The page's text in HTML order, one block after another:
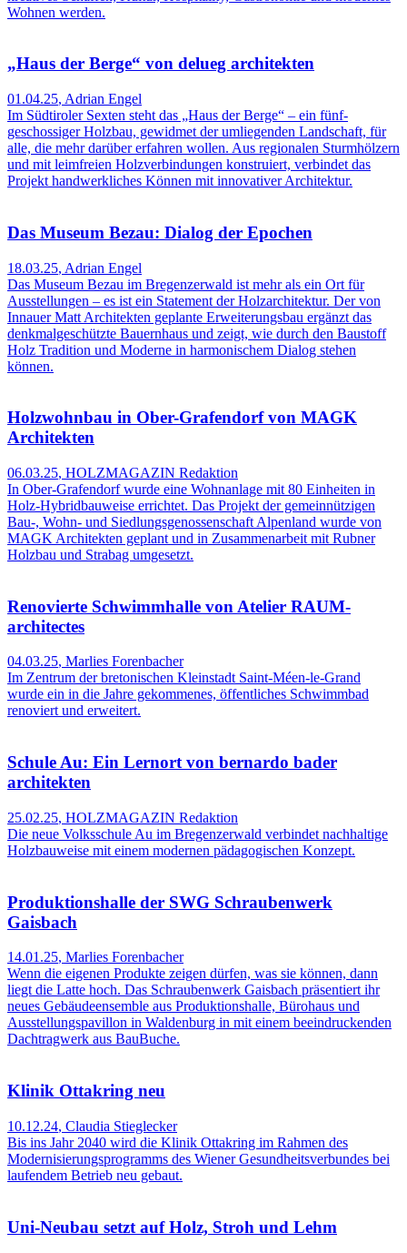
Wohnen werden.
„Haus der Berge“ von delueg architekten
01.04.25, Adrian Engel
Im Südtiroler Sexten steht das „Haus der Berge“ – ein fünf­
geschossiger Holzbau, gewidmet der umliegenden Landschaft, für
alle, die mehr darüber erfahren wollen. Aus regionalen Sturmhölzern
und mit leimfreien Holzver­bindungen konstruiert, verbindet das
Projekt handwerkliches Können mit innovativer Architektur.
Das Museum Bezau: Dialog der Epochen
18.03.25, Adrian Engel
Das Museum Bezau im Bregenzer­wald ist mehr als ein Ort für
Ausstellungen – es ist ein Statement der Holzarchitektur. Der von
Innauer Matt Architekten geplante Erweiterungsbau ergänzt das
denkmalgeschützte Bauernhaus und zeigt, wie durch den Baustoff
Holz Tradition und Moderne in harmonischem Dialog stehen
können.
Holzwohnbau in Ober-Grafendorf von MAGK
Architekten
06.03.25, HOLZMAGAZIN Redaktion
In Ober-Grafendorf wurde eine Wohnanlage mit 80 Einheiten in
Holz-Hybridbauweise errichtet. Das Projekt der gemeinnützigen
Bau-, Wohn- und Siedlungsgenossenschaft Alpenland wurde von
MAGK Architekten geplant und in Zusammenarbeit mit Rubner
Holzbau und Strabag umgesetzt.
Renovierte Schwimmhalle von Atelier RAUM-
architectes
04.03.25, Marlies Forenbacher
Im Zentrum der bretonischen Kleinstadt Saint-Méen-le-Grand
wurde ein in die Jahre gekommenes, öffentliches Schwimmbad
renoviert und erweitert.
Schule Au: Ein Lernort von bernardo bader
architekten
25.02.25, HOLZMAGAZIN Redaktion
Die neue Volksschule Au im Bregenzerwald verbindet nachhaltige
Holzbauweise mit einem modernen pädagogischen Konzept.
Produktionshalle der SWG Schraubenwerk
Gaisbach
14.01.25, Marlies Forenbacher
Wenn die eigenen Produkte zeigen dürfen, was sie können, dann
liegt die Latte hoch. Das Schraubenwerk Gaisbach präsentiert ihr
neues Gebäudeensemble aus Produktionshalle, Bürohaus und
Ausstellungspavillon in Waldenburg in mit einem beeindruckenden
Dachtragwerk aus BauBuche.
Klinik Ottakring neu
10.12.24, Claudia Stieglecker
Bis ins Jahr 2040 wird die Klinik Ottakring im Rahmen des
Modernisierungsprogramms des Wiener Gesundheitsverbundes bei
laufendem Betrieb neu gebaut.
Uni-Neubau setzt auf Holz, Stroh und Lehm